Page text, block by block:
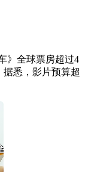
》全球票房超过4
据悉，影片预算超